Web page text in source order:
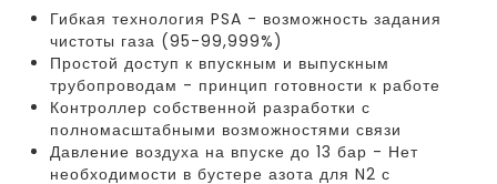
Гибкая технология PSA - возможность задания
чистоты газа (95-99,999%)
Простой доступ к впускным и выпускным
трубопроводам - принцип готовности к работе
Контроллер собственной разработки с
полномасштабными возможностями связи
Давление воздуха на впуске до 13 бар - Нет
необходимости в бустере азота для N2 с